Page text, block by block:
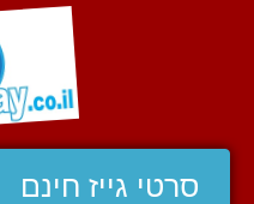
סרטי גייז חינם